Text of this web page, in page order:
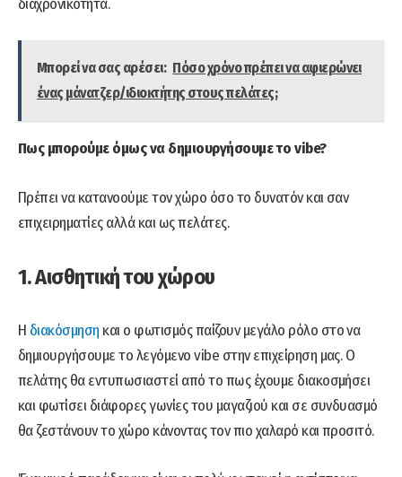
διαχρονικότητα.
Μπορεί να σας αρέσει: Πόσο χρόνο πρέπει να αφιερώνει
ένας μάνατζερ/ιδιοκτήτης στους πελάτες;
Πως μπορούμε όμως να δημιουργήσουμε το vibe?
Πρέπει να κατανοούμε τον χώρο όσο το δυνατόν και σαν
επιχειρηματίες αλλά και ως πελάτες.
1. Αισθητική του χώρου
Η διακόσμησηκαι ο φωτισμός παίζουν μεγάλο ρόλο στο να
δημιουργήσουμε το λεγόμενο vibe στην επιχείρηση μας. Ο
πελάτης θα εντυπωσιαστεί από το πως έχουμε διακοσμήσει
και φωτίσει διάφορες γωνίες του μαγαζιού και σε συνδυασμό
θα ζεστάνουν το χώρο κάνοντας τον πιο χαλαρό και προσιτό.